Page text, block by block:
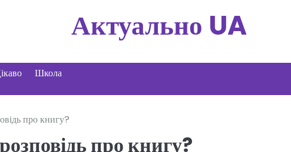
Актуально UA
Школа
про книгу?
про книгу?